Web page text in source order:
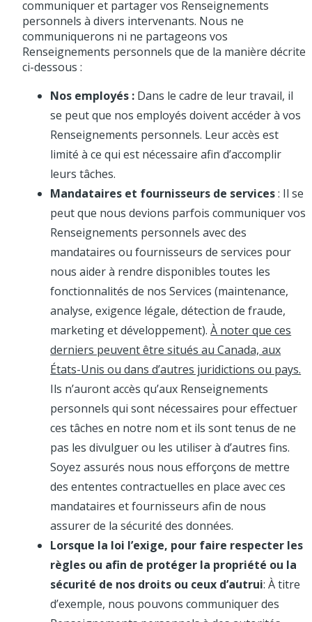
communiquer et partager vos Renseignements
personnels à divers intervenants. Nous ne
communiquerons ni ne partageons vos
Renseignements personnels que de la manière décrite
ci-dessous :
Nos employés : Dans le cadre de leur travail, il
se peut que nos employés doivent accéder à vos
Renseignements personnels. Leur accès est
limité à ce qui est nécessaire afin d’accomplir
leurs tâches.
Mandataires et fournisseurs de services: Il se
peut que nous devions parfois communiquer vos
Renseignements personnels avec des
mandataires ou fournisseurs de services pour
nous aider à rendre disponibles toutes les
fonctionnalités de nos Services (maintenance,
analyse, exigence légale, détection de fraude,
marketing et développement).À noter que ces
derniers peuvent être situés au Canada, aux
États-Unis ou dans d’autres juridictions ou pays.
Ils n’auront accès qu’aux Renseignements
personnels qui sont nécessaires pour effectuer
ces tâches en notre nom et ils sont tenus de ne
pas les divulguer ou les utiliser à d’autres fins.
Soyez assurés nous nous efforçons de mettre
des ententes contractuelles en place avec ces
mandataires et fournisseurs afin de nous
assurer de la sécurité des données.
Lorsque la loi l’exige, pour faire respecter les
règles ou afin de protéger la propriété ou la
sécurité de nos droits ou ceux d’autrui: À titre
d’exemple, nous pouvons communiquer des